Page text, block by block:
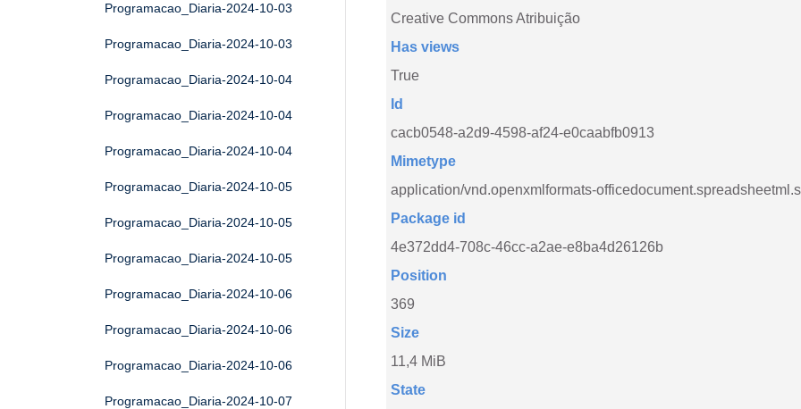
Programacao_Diaria-2024-10-03
Programacao_Diaria-2024-10-03
Programacao_Diaria-2024-10-04
Programacao_Diaria-2024-10-04
Programacao_Diaria-2024-10-04
Programacao_Diaria-2024-10-05
Programacao_Diaria-2024-10-05
Programacao_Diaria-2024-10-05
Programacao_Diaria-2024-10-06
Programacao_Diaria-2024-10-06
Programacao_Diaria-2024-10-06
Programacao_Diaria-2024-10-07
Creative Commons Atribuição
Has views
True
Id
cacb0548-a2d9-4598-af24-e0caabfb0913
Mimetype
application/vnd.openxmlformats-
Package id
4e372dd4-708c-46cc-a2ae-e8ba4d26126b
Position
369
Size
11,4 MiB
State